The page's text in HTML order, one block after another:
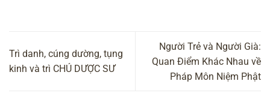
Trì danh, cúng dường, tụng
kinh và trì CHÚ DƯỢC SƯ
Người Trẻ và Người Già:
Quan Điểm Khác Nhau về
Pháp Môn Niệm Phật